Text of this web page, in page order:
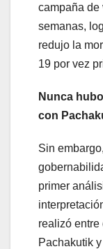
campaña de
semanas,
redujo la
19 por vez
Nunca
con
Sin
primer
realizó
Pachakutik